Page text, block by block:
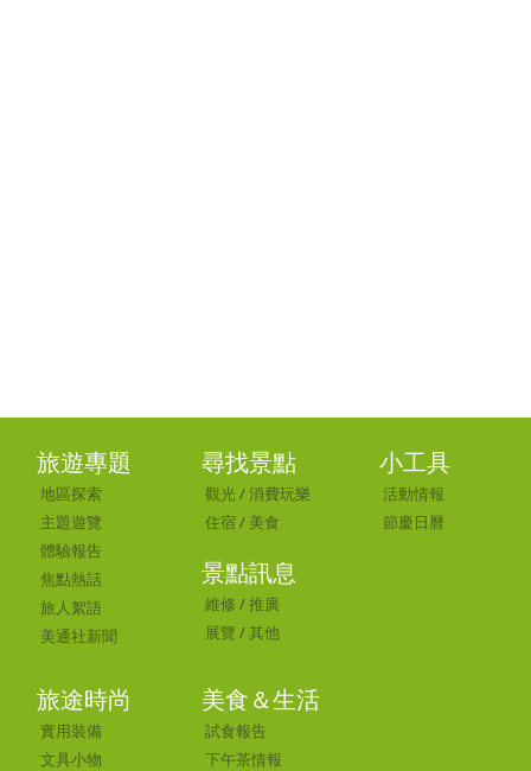
旅遊專題
地區探索
主題遊覽
體驗報告
焦點熱話
旅人絮語
美通社新聞
尋找景點
觀光 /消費玩樂
住宿 / 美食
景點訊息
維修 /推廣
展覽 /其他
小工具
活動情報
節慶日曆
旅途時尚
實用裝備
文具小物
美食＆生活
試食報告
下午茶情報